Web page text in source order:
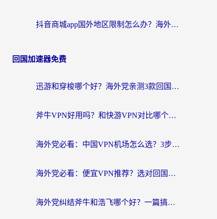
抖音商城app国外地区限制怎么办？海外党解锁国内内容的实用指南
回国加速器免费
迅游和穿梭哪个好？海外党亲测3款回国加速器+手游加速对比，附避坑指南
斧牛VPN好用吗？和快游VPN对比哪个回国效果更好？马来西亚留学生亲测分享
海外党必看：中国VPN机场怎么选？3步教你无缝访问国内资源（附避坑指南）
海外党必看：便宜VPN推荐？选对回国加速器才能无缝刷国内剧玩国服
海外党纠结斧牛和浩飞哪个好？一篇搞定回国加速器选择+无缝访问国内资源指南